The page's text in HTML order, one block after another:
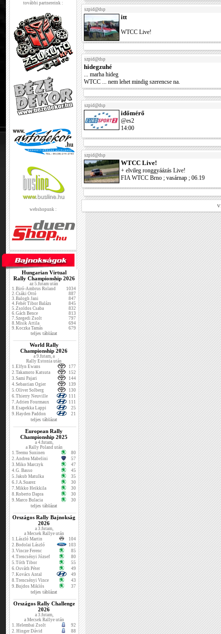
további partnereink :
webshopunk :
Hungarian Virtual
Rally Championship 2026
az 5.futam után
1.Biró-Ambrus Roland
1034
2.Csáki Ottó
887
3.Balogh Jani
847
4.Fehér Tibor Balázs
845
5.Zsoldos Csaba
832
6.Gách Bence
813
7.Szegedi Zsolt
797
8.Misik Attila
694
9.Koczka Tamás 679
teljes táblázat
World Rally
Championship 2026
a 9.futam, a
Rally Estonia után
1.Elfyn Ewans
177
2.Takamoto Katsuta
152
3.Sami Pajari
144
4.Sebastian Ogier
139
5.Oliver Solberg
130
6.Thierry Neuville
111
7.Adrien Fourmaux
111
8.Esapekka Lappi
25
9.Hayden Paddon 21
teljes táblázat
European Rally
Championship 2025
a 4.futam,
a Rally Poland után
1.Teemu Suninen
80
2.Andrea Mabelini
57
3.Miko Marczyk
47
4.G. Basso
45
5.Jakub Matulka
35
6.J.A.Suarez
30
7.Mikko Heikkila
30
8.Roberto Dapra
30
9.Marco Bulacia 30
teljes táblázat
Országos Rally Bajnokság
2026
a 3.futam,
a Mecsek Rallye után
1.László Martin
104
2.Bodolai László
103
3.Vincze Ferenc
85
4.Trencsényi József
80
5.Tóth Tibor
55
6.Osváth Péter
49
7.Kovács Antal
49
8.Trencsényi Vince
43
9.Bujdos Miklós 37
teljes táblázat
Országos Rally Challenge
2026
a 3.futam,
a Mecsek Rallye után
1. Helembai Zsolt
92
2. Hinger Dávid
88
szpid@dsp
itt
WTCC Live!
szpid@dsp
hidegzuhé
... marha hideg
WTCC ... nem lehet mindig szerencse na.
szpid@dsp
időmérő
@es2
14:00
szpid@dsp
WTCC Live!
+ elvileg ronggyáázás Live!
FIA WTCC Brno ; vasárnap ; 06.19